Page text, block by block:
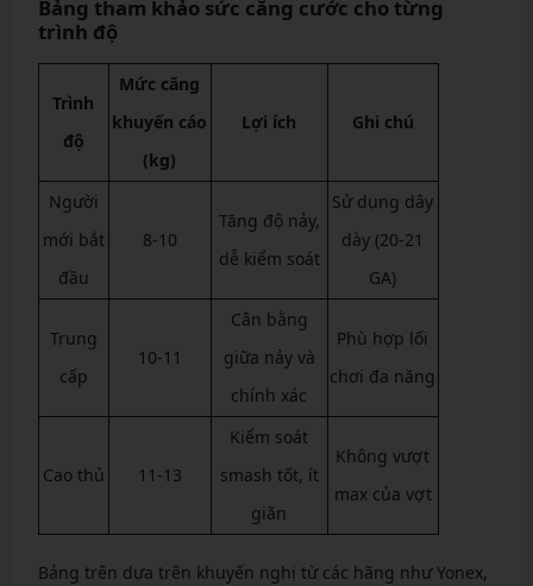
Bảng tham khảo sức căng cước cho từng
trình độ
Trình
độ
Mức căng
khuyến cáo
(kg)
Lợi ích Ghi chú
Người
mới bắt
đầu
8-10
Tăng độ nảy,
dễ kiểm soát
Sử dụng dây
dày (20-21
GA)
Trung
cấp
10-11
Cân bằng
giữa nảy và
chính xác
Phù hợp lối
chơi đa năng
Cao thủ 11-13
Kiểm soát
smash tốt, ít
giãn
Không vượt
max của vợt
Bảng trên dựa trên khuyến nghị từ các hãng như Yonex,